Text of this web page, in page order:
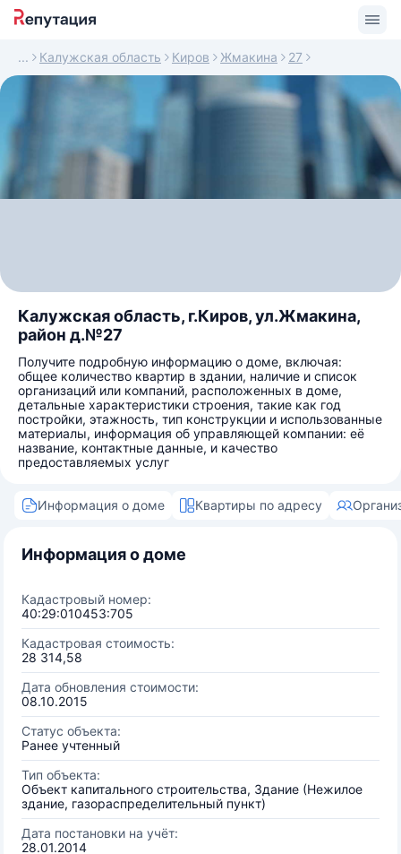
Калужская область Киров Жмакина 27
Калужская область, г.Киров, ул.Жмакина,
район д.№27
Получите подробную информацию о доме, включая:
общее количество квартир в здании, наличие и список
организаций или компаний, расположенных в доме,
детальные характеристики строения, такие как год
постройки, этажность, тип конструкции и использованные
материалы, информация об управляющей компании: её
название, контактные данные, и качество
предоставляемых услуг
Информация о доме Квартиры по адресу
Информация о доме
Кадастровый номер:
40:29:010453:705
Кадастровая стоимость:
28 314,58
Дата обновления стоимости:
08.10.2015
Статус объекта:
Ранее учтенный
Тип объекта:
Объект капитального строительства, Здание (Нежилое
здание, газораспределительный пункт)
Дата постановки на учёт:
28.01.2014